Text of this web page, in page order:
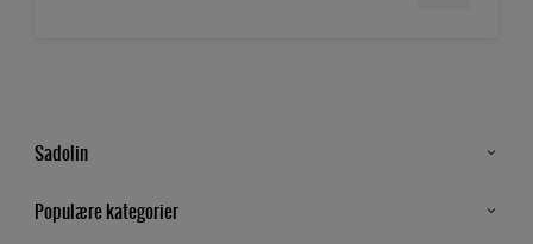
Sadolin
Populære kategorier